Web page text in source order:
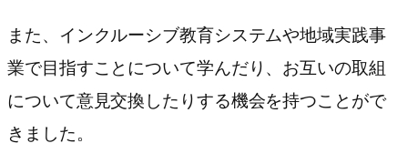
また、インクルーシブ教育システムや地域実践事
業で目指すことについて学んだり、お互いの取組
について意見交換したりする機会を持つことがで
きました。